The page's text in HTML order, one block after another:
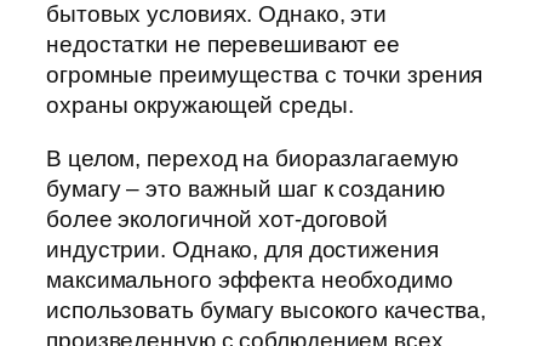
бытовых условиях. Однако, эти
недостатки не перевешивают ее
огромные преимущества с точки зрения
охраны окружающей среды.
В целом, переход на биоразлагаемую
бумагу – это важный шаг к созданию
более экологичной хот-договой
индустрии. Однако, для достижения
максимального эффекта необходимо
использовать бумагу высокого качества,
произведенную с соблюдением всех